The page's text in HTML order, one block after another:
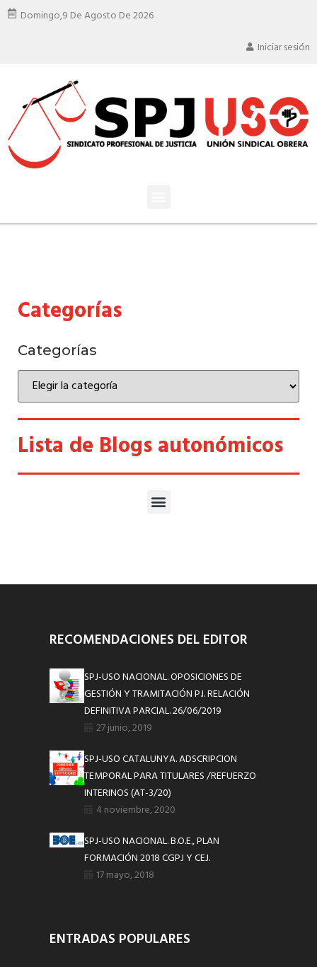
Domingo,9 De Agosto De 2026
Iniciar sesión
Categorías
Categorías
Lista de Blogs autonómicos
RECOMENDACIONES DEL EDITOR
SPJ-USO NACIONAL. OPOSICIONES DE
GESTIÓN Y TRAMITACIÓN P.I. RELACIÓN
DEFINITIVA PARCIAL. 26/06/2019
27 junio, 2019
SPJ-USO CATALUNYA. ADSCRIPCION
TEMPORAL PARA TITULARES /REFUERZO
INTERINOS (AT-3/20)
4 noviembre, 2020
SPJ-USO NACIONAL. B.O.E., PLAN
FORMACIÓN 2018 CGPJ Y CEJ.
17 mayo, 2018
ENTRADAS POPULARES